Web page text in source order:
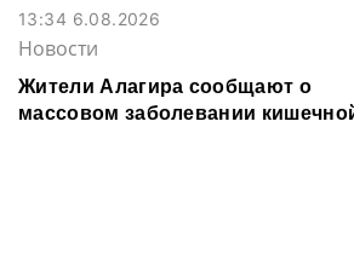
13:34 6.08.2026
Новости
Жители Алагира сообщают о
массовом заболевании